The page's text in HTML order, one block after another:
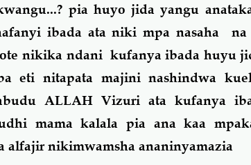
pia huyo jida yangu
ibada ata niki mpa nasaha
nikika ndani kufanya ibada huyu
eti nitapata majini nashindwa
ALLAH Vizuri ata kufanya
mama kalala pia ana kaa
alfajir nikimwamsha ananinyamazia